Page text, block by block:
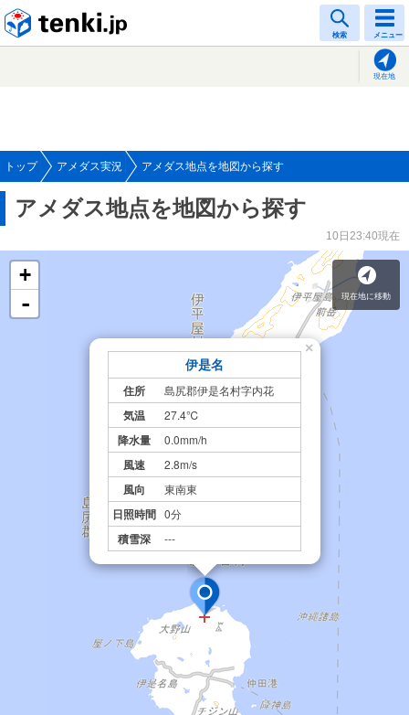
検索 メニュー
現在地
トップ アメダス実況 アメダス地点を地図から探す
アメダス地点を地図から探す
10日23:40現在
凡例はこちら
現在地に移動
×
伊是名
住所 島尻郡伊是名村字内花
気温 27.4℃
降水量 0.0mm/h
風速 2.8m/s
風向 東南東
日照時間 0分
積雪深 ---
+
-